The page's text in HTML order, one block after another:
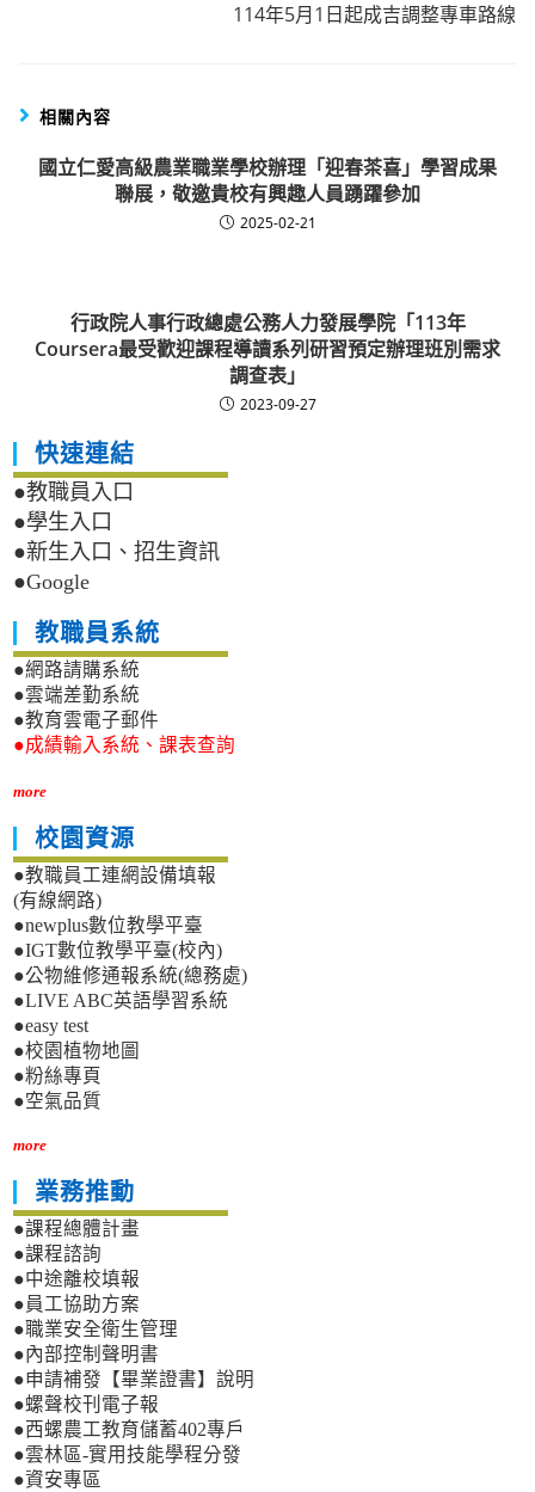
114年5月1日起成吉調整專車路線
相關內容
國立仁愛高級農業職業學校辦理「迎春茶喜」學習成果
聯展，敬邀貴校有興趣人員踴躍參加
2025-02-21
行政院人事行政總處公務人力發展學院「113年
Coursera最受歡迎課程導讀系列研習預定辦理班別需求
調查表」
2023-09-27
快速連結
●教職員入口
●學生入口
●新生入口、招生資訊
●Google
教職員系統
●網路請購系統
●雲端差勤系統
●教育雲電子郵件
●成績輸入系統、課表查詢
more
校園資源
●教職員工連網設備填報
(有線網路)
●newplus數位教學平臺
●IGT數位教學平臺(校內)
●公物維修通報系統(總務處)
●LIVE ABC英語學習系統
●easy test
●校園植物地圖
●粉絲專頁
●空氣品質
more
業務推動
●課程總體計畫
●課程諮詢
●中途離校填報
●員工協助方案
●職業安全衛生管理
●內部控制聲明書
●申請補發【畢業證書】說明
●螺聲校刊電子報
●西螺農工教育儲蓄402專戶
●雲林區-實用技能學程分發
●資安專區